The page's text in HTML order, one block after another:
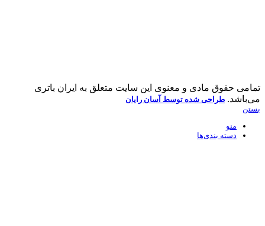
تمامی حقوق مادی و معنوی این سایت متعلق به ایران باتری
می‌باشد. طراحی شده توسط آسان رایان
بستن
منو
دسته بندی‌ها